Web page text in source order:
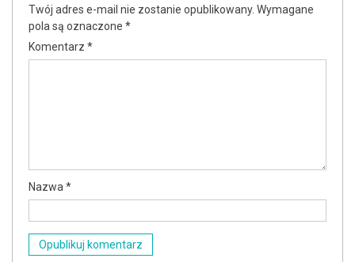
Twój adres e-mail nie zostanie opublikowany. Wymagane
pola są oznaczone *
Komentarz *
Nazwa*